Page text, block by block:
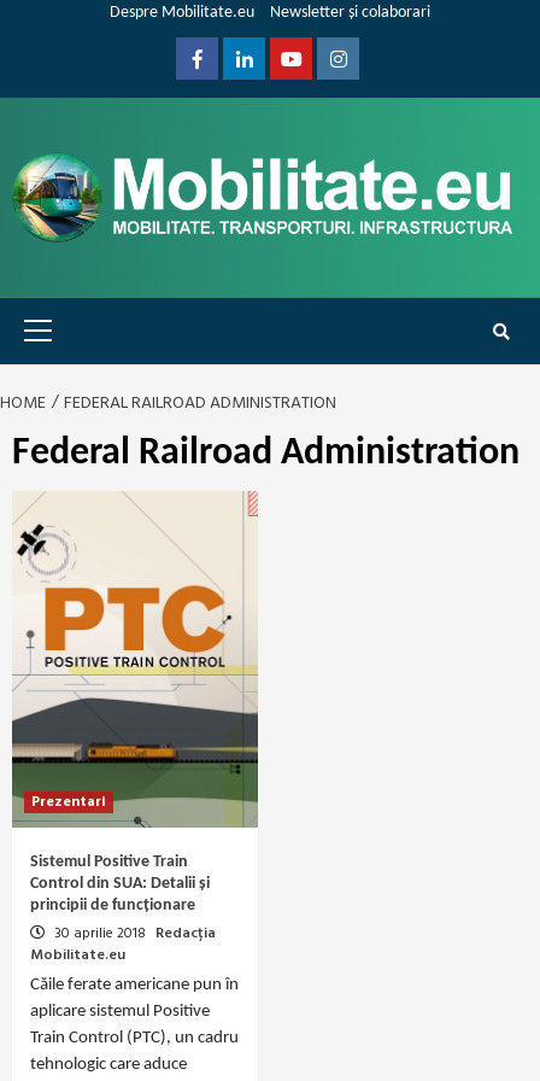
Despre Mobilitate.eu Newsletter și colaborari
FacebookLinkedinYoutubeInstagram
Primary
Menu
HOME FEDERAL RAILROAD ADMINISTRATION
Federal Railroad Administration
Prezentari
Sistemul Positive Train
Control din SUA: Detalii și
principii de funcționare
30 aprilie 2018 Redacția
Mobilitate.eu
Căile ferate americane pun în
aplicare sistemul Positive
Train Control (PTC), un cadru
tehnologic care aduce